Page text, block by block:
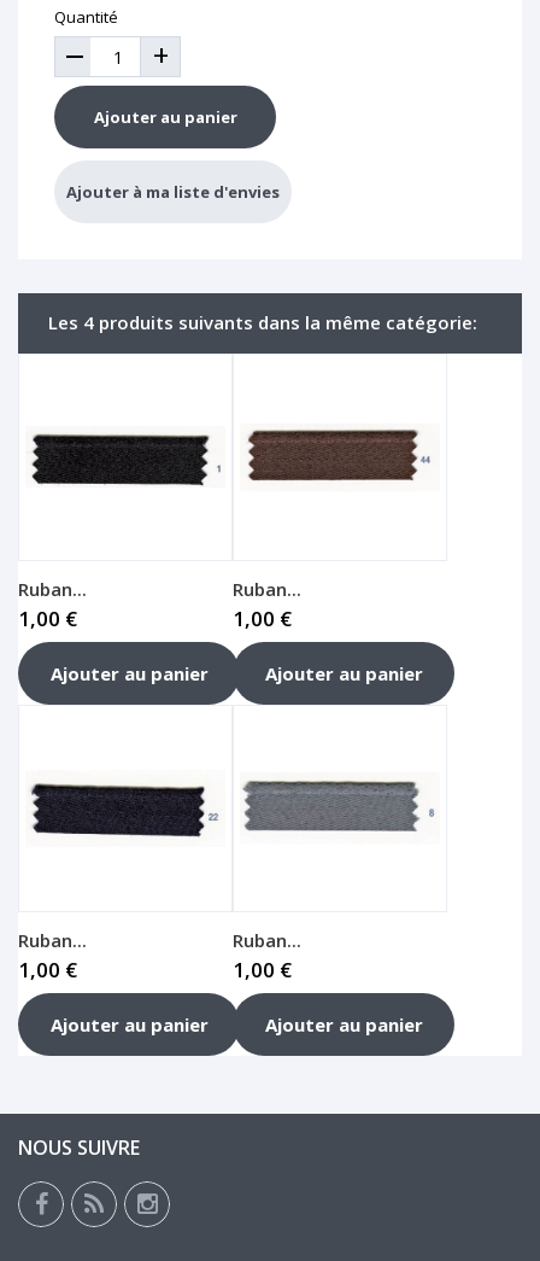
Quantité
+
Ajouter au panier
Ajouter à ma liste d'envies
Les 4 produits suivants dans la même catégorie:
Ruban...
1,00 €
Ajouter au panier
Ruban...
1,00 €
Ajouter au panier
Ruban...
1,00 €
Ajouter au panier
Ruban...
1,00 €
Ajouter au panier
NOUS SUIVRE